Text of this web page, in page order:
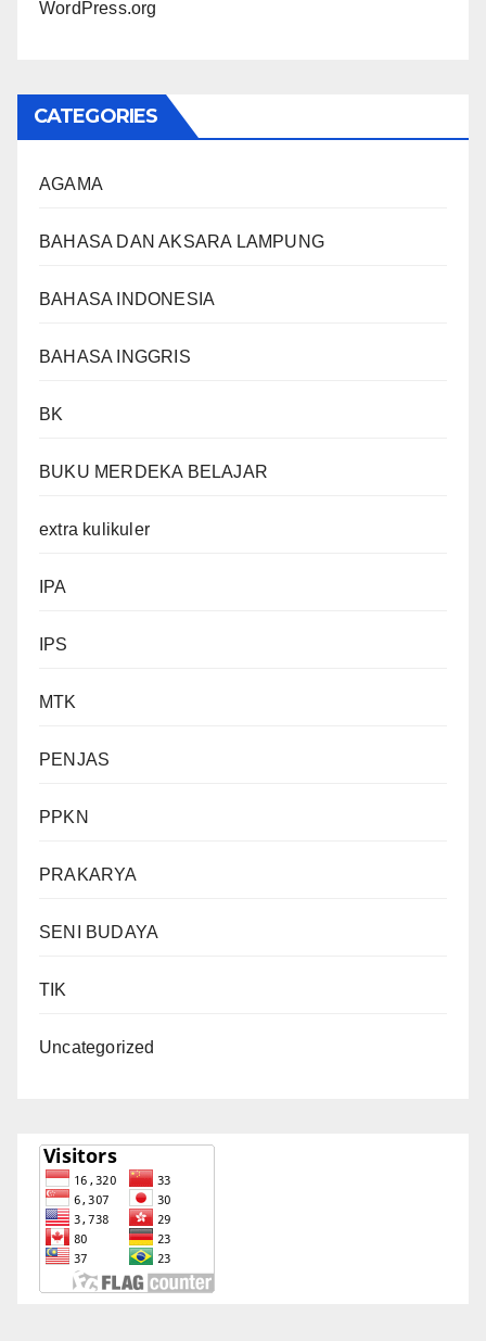
WordPress.org
CATEGORIES
AGAMA
BAHASA DAN AKSARA LAMPUNG
BAHASA INDONESIA
BAHASA INGGRIS
BK
BUKU MERDEKA BELAJAR
extra kulikuler
IPA
IPS
MTK
PENJAS
PPKN
PRAKARYA
SENI BUDAYA
TIK
Uncategorized